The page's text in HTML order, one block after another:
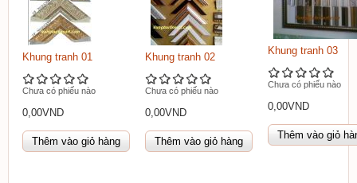
Khung tranh 01
Chưa có phiếu nào
0,00VND
Khung tranh 02
Chưa có phiếu nào
0,00VND
Khung tranh 03
Chưa có phiếu nào
0,00VND